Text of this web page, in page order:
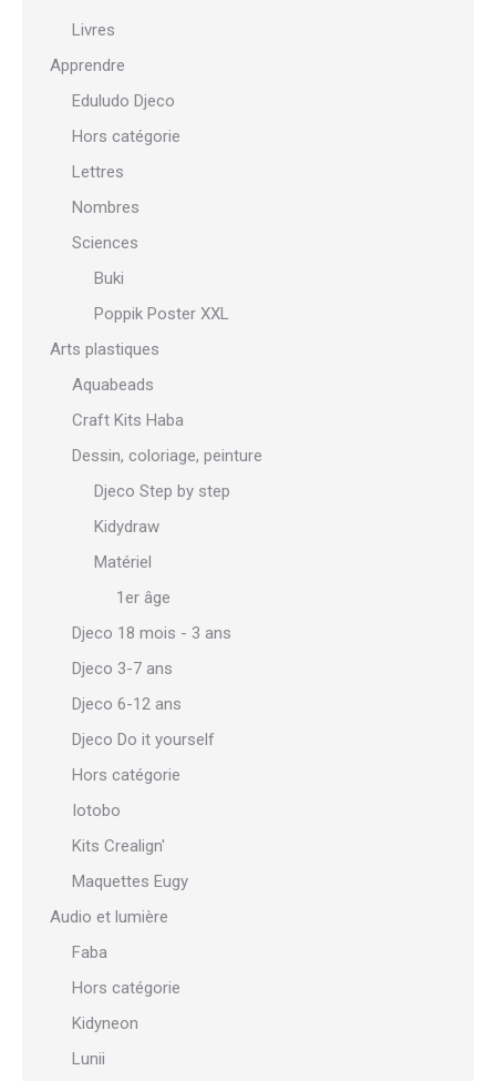
Livres
Apprendre
Eduludo Djeco
Hors catégorie
Lettres
Nombres
Sciences
Buki
Poppik Poster XXL
Arts plastiques
Aquabeads
Craft Kits Haba
Dessin, coloriage, peinture
Djeco Step by step
Kidydraw
Matériel
1er âge
Djeco 18 mois - 3 ans
Djeco 3-7 ans
Djeco 6-12 ans
Djeco Do it yourself
Hors catégorie
Iotobo
Kits Crealign'
Maquettes Eugy
Audio et lumière
Faba
Hors catégorie
Kidyneon
Lunii